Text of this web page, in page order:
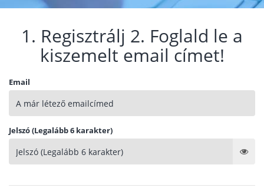
1. Regisztrálj 2. Foglald le a
kiszemelt email címet!
Email
Jelszó (Legalább 6 karakter)